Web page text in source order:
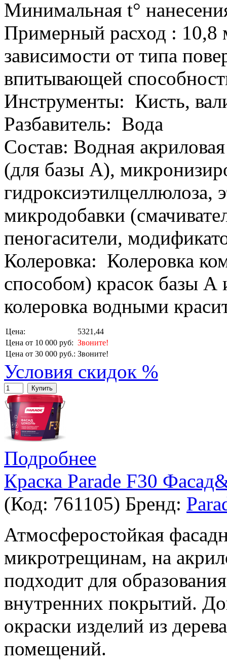
Минимальная t°
Примерный расход : 10,8
зависимости от типа
впитывающей
Инструменты: Кисть,
Разбавитель: Вода
Состав: Водная
(для базы А),
гидроксиэтилцеллюлоза,
микродобавки
пеногасители,
Колеровка: Колеровка
способом) красок базы А
колеровка водными
Цена:
5321,44
Цена от 10 000 руб: Звоните!
Цена от 30 000 руб.: Звоните!
Условия скидок %
Купить
Подробнее
Краска Parade F30
(Код: 761105) Бренд:
Атмосферостойкая
микротрещинам, на
подходит для
внутренних покрытий.
окраски изделий из
помещений.